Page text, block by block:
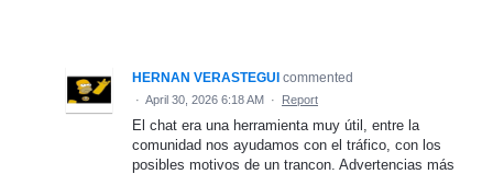
HERNAN VERASTEGUI commented
· April 30, 2026 6:18 AM · Report
El chat era una herramienta muy útil, entre la
comunidad nos ayudamos con el tráfico, con los
posibles motivos de un trancon. Advertencias más